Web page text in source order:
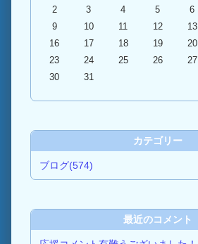
2
3 4 5 6
9
10 11 12 13
16
17 18 19 20
23
24 25 26 27
30
31
カテゴリー
ブログ(574)
最近のコメント